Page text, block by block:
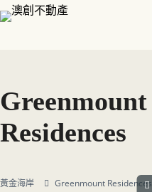
Greenmount
Residences
黃金海岸 Greenmount Residences